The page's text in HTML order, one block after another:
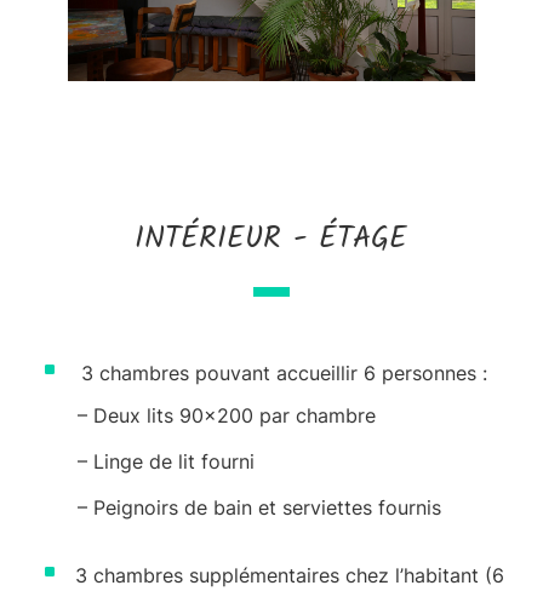
INTÉRIEUR - ÉTAGE
^
3 chambres pouvant accueillir 6 personnes :
– Deux lits 90×200 par chambre
– Linge de lit fourni
– Peignoirs de bain et serviettes fournis
^ 3 chambres supplémentaires chez l’habitant (6